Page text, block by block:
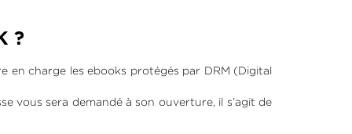
?
en charge les ebooks protégés par DRM (Digital
vous sera demandé à son ouverture, il s’agit de